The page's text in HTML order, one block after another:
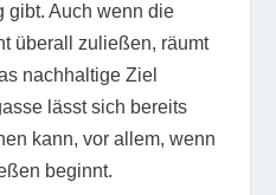
gibt. Auch wenn die
überall zuließen, räumt
nachhaltige Ziel
lässt sich bereits
kann, vor allem, wenn
beginnt.